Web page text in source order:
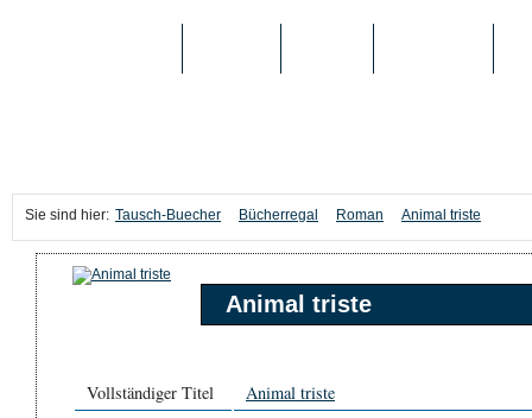
Sie sind hier: Tausch-Buecher Bücherregal Roman Animal triste
Animal triste
Vollständiger Titel Animal triste